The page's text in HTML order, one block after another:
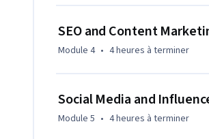
SEO and Content
Module 4 • 4 heures à terminer
Social Media and
Module 5 • 4 heures à terminer